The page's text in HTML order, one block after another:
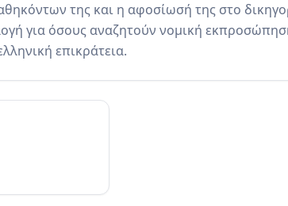
της και η αφοσίωσή της στο
για όσους αναζητούν νομική
επικράτεια.